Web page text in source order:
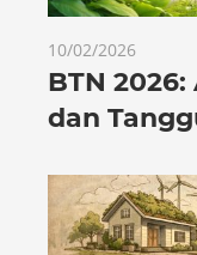
10/02/2026
BTN
dan